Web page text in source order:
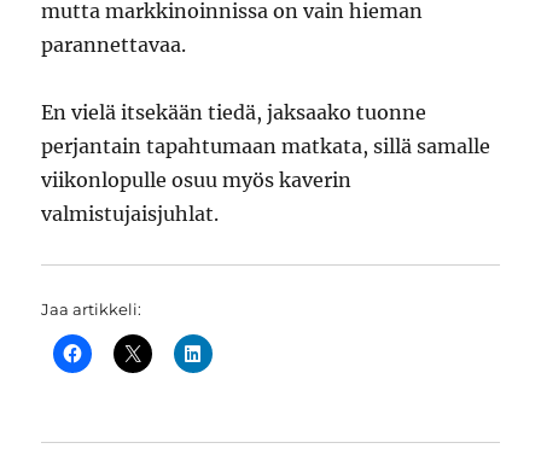
mutta markkinoinnissa on vain hieman
parannettavaa.
En vielä itsekään tiedä, jaksaako tuonne
perjantain tapahtumaan matkata, sillä samalle
viikonlopulle osuu myös kaverin
valmistujaisjuhlat.
Jaa artikkeli: